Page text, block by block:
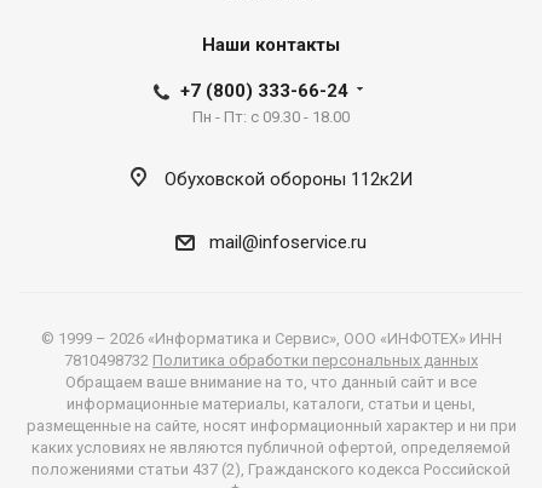
Наши контакты
+7 (800) 333-66-24
Пн - Пт: с 09.30 - 18.00
Обуховской обороны 112к2И
mail@infoservice.ru
© 1999 – 2026 «Информатика и Сервис», ООО «ИНФОТЕХ» ИНН
7810498732 Политика обработки персональных данных
Обращаем ваше внимание на то, что данный сайт и все
информационные материалы, каталоги, статьи и цены,
размещенные на сайте, носят информационный характер и ни при
каких условиях не являются публичной офертой, определяемой
положениями статьи 437 (2), Гражданского кодекса Российской